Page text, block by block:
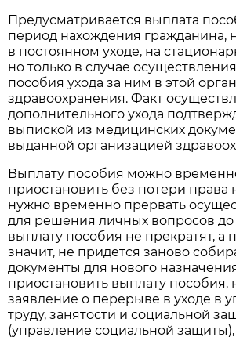
Предусматривается выплата
период нахождения гражданина,
в постоянном уходе, на
но только в случае
пособия ухода за ним в этой
здравоохранения. Факт
дополнительного ухода
выпиской из медицинских
выданной организацией
Выплату пособия можно
приостановить без потери права
нужно временно прервать
для решения личных вопросов до
выплату пособия не прекратят, а
значит, не придется заново
документы для нового
приостановить выплату пособия,
заявление о перерыве в уходе в
труду, занятости и социальной
(управление социальной защиты),